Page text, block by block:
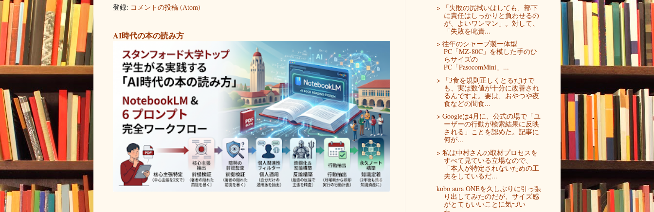
登録: コメントの投稿 (Atom)
AI時代の本の読み方
> 「失敗の尻拭いはしても、部下
に責任はしっかりと負わせるの
が、よいワンマン」。対して、
「失敗を叱責...
> 往年のシャープ製一体型
PC「MZ-80C」を模した手のひ
らサイズの
PC「PasocomMini」...
> 「3食を規則正しくとるだけで
も、実は数値が十分に改善され
るんですよ。要は、おやつや夜
食などの間食...
> Googleは4月に、公式の場で「ユ
ーザーの行動が検索結果に反映
される」ことを認めた。記事に
何が...
> 私は中村さんの取材プロセスを
すべて見ている立場なので、
「本人が特定されないための工
夫をしているだ...
kobo aura ONEを久しぶりに引っ張
り出してみたのだが、サイズ感
がとてもいいことに気づい